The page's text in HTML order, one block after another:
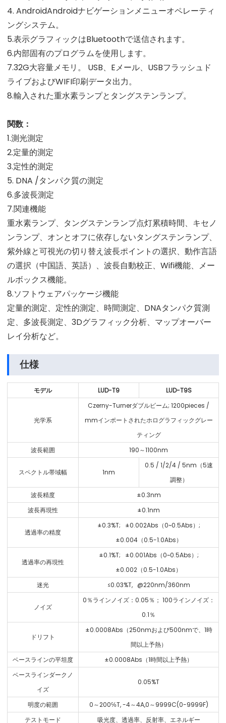
4. AndroidAndroidナビゲーションメニューオペレーティ
ングシステム。
5.表示グラフィックはBluetoothで送信されます。
6.内部固有のプログラムを使用します。
7.32G大容量メモリ。 USB、Eメール、USBフラッシュド
ライブおよびWIFI印刷データ出力。
8.輸入された重水素ランプとタングステンランプ。
関数：
1.測光測定
2.定量的測定
3.定性的測定
5. DNA /タンパク質の測定
6.多波長測定
7.関連機能
重水素ランプ、タングステンランプ点灯累積時間、キセノ
ンランプ、オンとオフに依存しないタングステンランプ、
紫外線と可視光の切り替え波長ポイントの選択、動作言語
の選択（中国語、英語）、波長自動校正、Wifi機能、メー
ルボックス機能。
8.ソフトウェアパッケージ機能
定量的測定、定性的測定、時間測定、DNAタンパク質測
定、多波長測定、3Dグラフィック分析、マップオーバー
レイ分析など。
仕様
モデル LUD-T9 LUD-T9S
光学系
Czerny-Turnerダブルビーム; 1200pieces /
mmインポートされたホログラフィックグレー
ティング
波長範囲
190～1100nm
スペクトル帯域幅 1nm
0.5 / 1/2/4 / 5nm（5速
調整）
波長精度
±0.3nm
波長再現性
±0.1nm
透過率の精度
±0.3%T; ±0.002Abs（0~0.5Abs）;
±0.004（0.5-1.0Abs）
透過率の再現性
±0.1%T; ±0.001Abs（0~0.5Abs）;
±0.002（0.5-1.0Abs）
迷光
≤0.03%T, @220nm/360nm
ノイズ
0％ラインノイズ：0.05％； 100ラインノイズ：
0.1％
ドリフト
±0.0008Abs（250nmおよび500nmで、1時
間以上予熱）
ベースラインの平坦度
±0.0008Abs（1時間以上予熱）
ベースラインダークノ
イズ
0.05%T
明度の範囲
0～200℅T, -4～4A,0～9999C(0-9999F)
テストモード
吸光度、透過率、反射率、エネルギー